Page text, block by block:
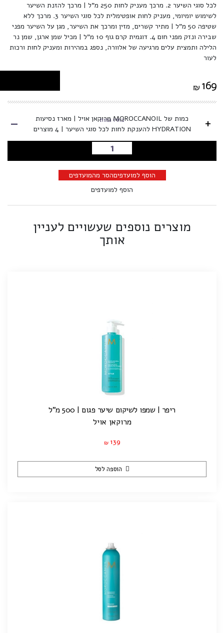
לכל סוגי השיער 2. מרכך מעניק לחות 250 מ"ל | מרכך להזנת השיער
לשימוש יומיומי, מעניק לחות אופטימלית לכל סוגי השיער 3. מרכך ללא
שטיפה 50 מ"ל | מתיר קשרים, מזין ומרכך את השיער, מגן על השיער מפני
שבירה ונזק מפני חום 4. דוגמית קרם גוף 10 מ"ל | מכיל שמן ארגן, שמן נר
הלילה ותמצית עלים מרגיעה של אלוורה, נספג במהירות ומעניק לחות ורכות
לעור
₪ 169
+
כמות של MOROCCANOIL מרוקאן אויל | מארז נסיעות
HYDRATION להענקת לחות לכל סוגי השיער | 4 מוצרים
בחרו כמות -
הוספה לסל
הוסף למועדפיםהסר מהמועדפים
הוסף למועדפים
מוצרים נוספים שעשויים לעניין
אותך
ריפר | שמפו לשיקום שיער פגום | 500 מ"ל
מרוקאן אויל
₪ 139
הוספה לסל